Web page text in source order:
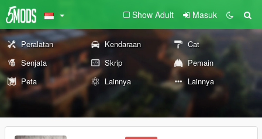
Show Adult Masuk
Peralatan Kendaraan
Cat
Senjata
Skrip
Pemain
Peta
Lainnya Lainnya